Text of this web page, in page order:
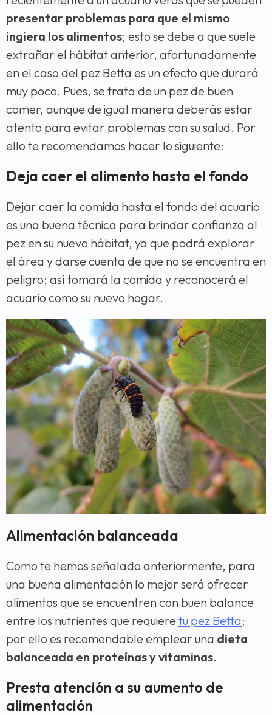
presentar problemas para que el mismo
ingiera los alimentos; esto se debe a que suele
extrañar el hábitat anterior, afortunadamente
en el caso del pez Betta es un efecto que durará
muy poco. Pues, se trata de un pez de buen
comer, aunque de igual manera deberás estar
atento para evitar problemas con su salud. Por
ello te recomendamos hacer lo siguiente:
Deja caer el alimento hasta el fondo
Dejar caer la comida hasta el fondo del acuario
es una buena técnica para brindar confianza al
pez en su nuevo hábitat, ya que podrá explorar
el área y darse cuenta de que no se encuentra en
peligro; así tomará la comida y reconocerá el
acuario como su nuevo hogar.
Alimentación balanceada
Como te hemos señalado anteriormente, para
una buena alimentación lo mejor será ofrecer
alimentos que se encuentren con buen balance
entre los nutrientes que requiere tu pez Betta;
por ello es recomendable emplear una dieta
balanceada en proteínas y vitaminas.
Presta atención a su aumento de
alimentación